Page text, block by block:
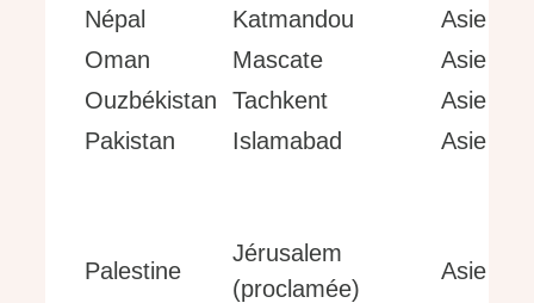
Népal
Katmandou
Asie
Oman
Mascate
Asie
Ouzbékistan
Tachkent
Asie
Pakistan
Islamabad Asie
Palestine
Jérusalem
(proclamée)
Asie